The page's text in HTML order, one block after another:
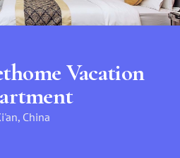
Vacation
China